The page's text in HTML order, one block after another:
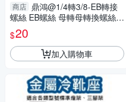
商店 鼎鴻@1/4轉3/8-EB轉接
螺絲 EB螺絲 母轉母轉換螺絲
四分之一 八分之三 雙母頭燈架
攝影燈螺絲
$20
加入購物車